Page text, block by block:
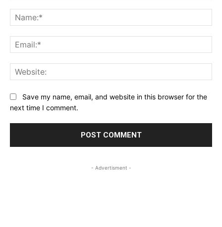
Save my name, email, and website in this browser for the
next time I comment.
- Advertisment -